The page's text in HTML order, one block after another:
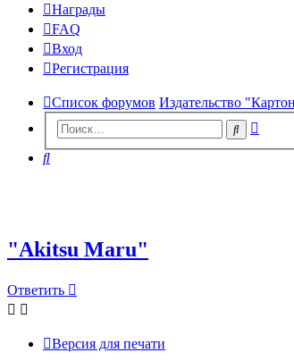
Награды
FAQ
Вход
Регистрация
Список форумов Издательство
Поиск
Поиск
"Аkitsu Maru"
Ответить
Ответить
Версия для печати